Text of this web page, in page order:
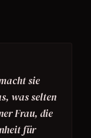
sie
was selten
Frau, die
für